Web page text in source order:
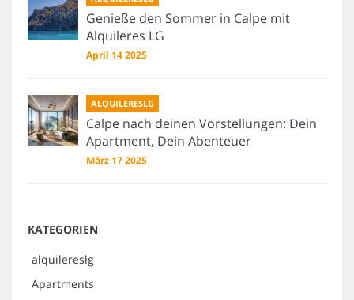
Genieße den Sommer in Calpe mit
Alquileres LG
April 14 2025
ALQUILERESLG
Calpe nach deinen Vorstellungen: Dein
Apartment, Dein Abenteuer
März 17 2025
KATEGORIEN
alquilereslg
Apartments